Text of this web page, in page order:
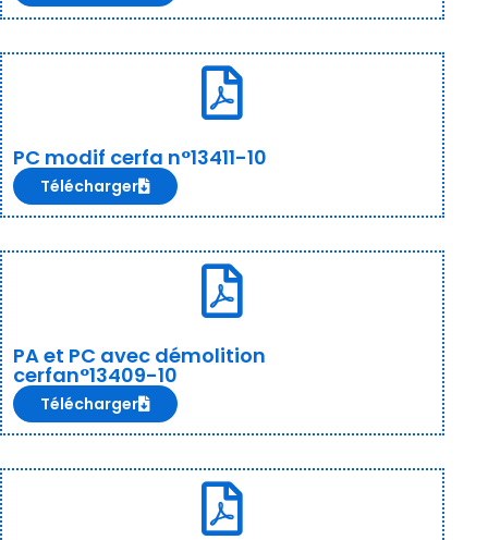
PC modif cerfa n°13411-10
Télécharger
PA et PC avec démolition
cerfan°13409-10
Télécharger